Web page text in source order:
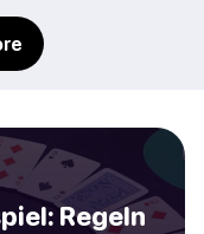
Regeln